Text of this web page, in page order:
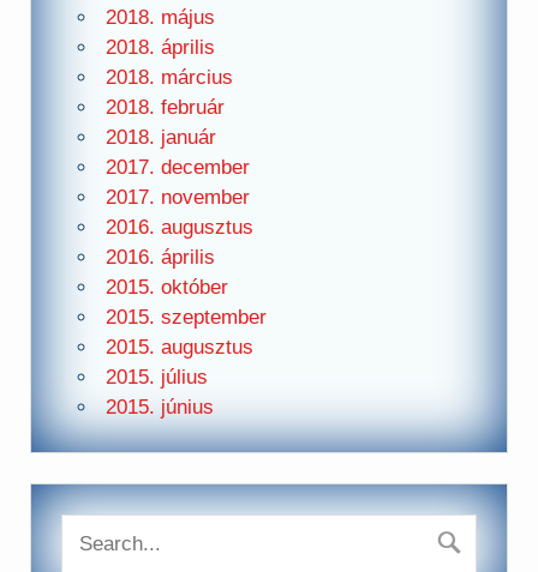
2018. május
2018. április
2018. március
2018. február
2018. január
2017. december
2017. november
2016. augusztus
2016. április
2015. október
2015. szeptember
2015. augusztus
2015. július
2015. június